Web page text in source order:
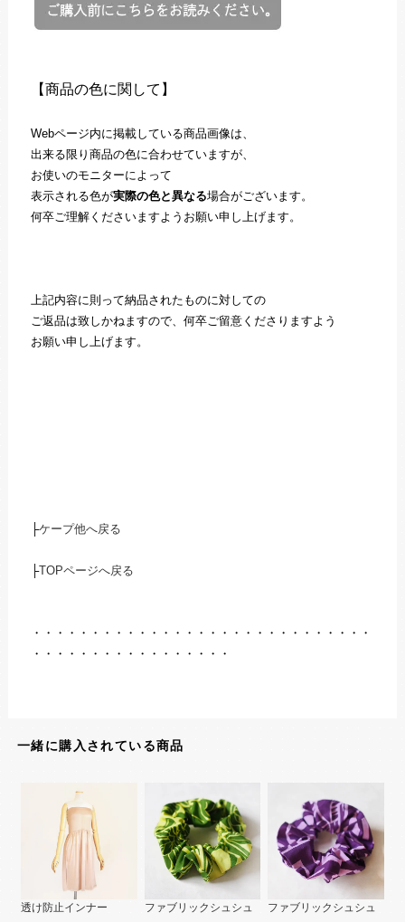
【商品の色に関して】
Webページ内に掲載している商品画像は、
出来る限り商品の色に合わせていますが、
お使いのモニターによって
表示される色が実際の色と異なる場合がございます。
何卒ご理解くださいますようお願い申し上げます。
上記内容に則って納品されたものに対しての
ご返品は致しかねますので、何卒ご留意くださりますよう
お願い申し上げます。
├ケープ他へ戻る
├TOPページへ戻る
・・・・・・・・・・・・・・・・・・・・・・・・・・・・・
・・・・・・・・・・・・・・・・・
一緒に購入されている商品
透け防止インナー
ファブリックシュシュ
ファブリックシュシュ